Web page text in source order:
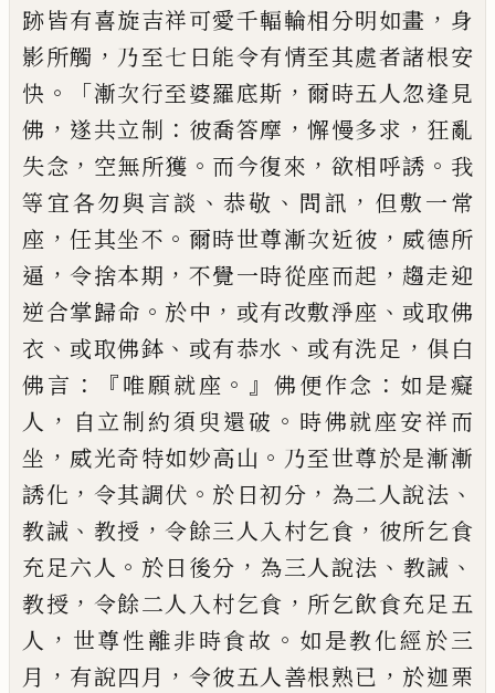
跡皆有喜旋吉祥可愛千輻輪相分明如畫 ， 身
影所觸 ， 乃至七日能令有情至其處者諸根安
快 。「漸次行至婆羅底斯 ，爾時五人忽逢見
佛 ， 遂共立制 ： 彼喬答摩 ，懈慢多求 ， 狂亂
失念 ， 空無所獲 。 而今復來 ， 欲相呼誘 。 我
等宜各勿與言談 、恭敬 、 問訊 ， 但敷一常
座 ，任其坐不 。 爾時世尊漸次近彼 ， 威德所
逼 ，令捨本期 ， 不覺一時從座而起 ， 趨走迎
逆合掌歸命 。 於中 ， 或有改敷淨座 、 或取佛
衣 、 或取佛鉢 、 或有恭水 、 或有洗足 ， 俱白
佛言 ：『唯願就座 。』 佛便作念 ： 如是癡
人 ， 自立制約須臾還破 。 時佛就座安祥而
坐 ， 威光奇特如妙高山 。 乃至世尊於是漸漸
誘化 ， 令其調伏 。 於日初分 ， 為二人說法 、
教誡 、 教授 ，令餘三人入村乞食 ， 彼所乞食
充足六人 。 於日後分 ， 為三人說法 、 教誡 、
教授 ， 令餘二人入村乞食 ， 所乞飲食充足五
人 ， 世尊性離非時食故 。 如是教化經於三
月 ， 有說四月 ， 令彼五人善根熟已 ， 於迦栗